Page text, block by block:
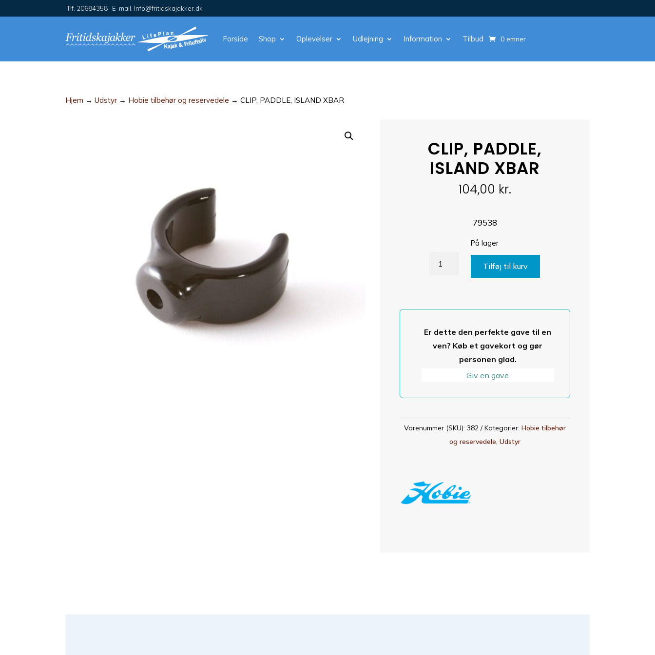
Tlf. 20684358 E-mail. Info@fritidskajakker.dk
Forside Shop Oplevelser Udlejning Information Tilbud 0 emner
Hjem →Udstyr → Hobie tilbehør og reservedele → CLIP, PADDLE, ISLAND XBAR
CLIP, PADDLE,
ISLAND XBAR
104,00 kr.
79538
På lager
CLIP,
Tilføj til kurv
Er dette den perfekte gave til en
ven? Køb et gavekort og gør
personen glad.
Giv en gave
Varenummer (SKU): 382 Kategorier: Hobie tilbehør
og reservedele, Udstyr